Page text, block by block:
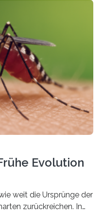
Millionen Jahren
eine Gruppe heraus,
die
Einige Arten
dichte Geflechte
Was auffällig ist: Die
Evolution
weit die Ursprünge der
zurückreichen. In